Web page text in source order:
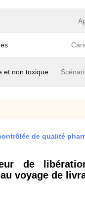
et non toxique
de qualité
de
voyage de